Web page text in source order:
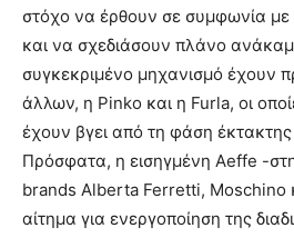
στόχο να έρθουν σε συμφωνία με
και να σχεδιάσουν πλάνο
συγκεκριμένο μηχανισμό έχουν
άλλων, η Pinko και η Furla, οι
έχουν βγει από τη φάση
Πρόσφατα, η εισηγμένη Aeffe -
brands Alberta Ferretti, Moschino
αίτημα για ενεργοποίηση της